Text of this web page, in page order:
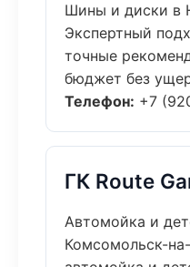
Шины и диски в
Экспертный
точные
бюджет без
Телефон: +7
ГК Route
Автомойка и
Комсомольск-